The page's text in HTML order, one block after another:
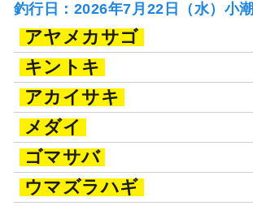
釣行日：2026年7月22日（水）小潮
アヤメカサゴ
キントキ
アカイサキ
メダイ
ゴマサバ
ウマズラハギ